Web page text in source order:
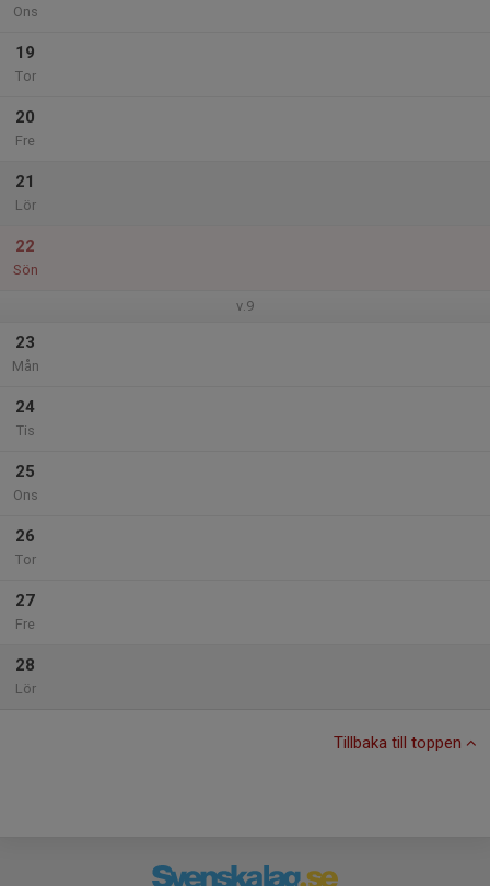
Ons
19
Tor
20
Fre
21
Lör
22
Sön
v.9
23
Mån
24
Tis
25
Ons
26
Tor
27
Fre
28
Lör
Tillbaka till toppen